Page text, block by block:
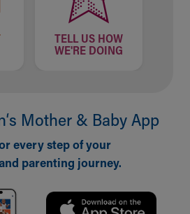
TELL US HOW
WE'RE DOING
Mother & Baby App
every step of your
parenting journey.